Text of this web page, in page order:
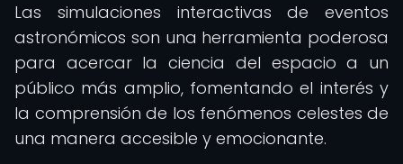
Las simulaciones interactivas de eventos
astronómicos son una herramienta poderosa
para acercar la ciencia del espacio a un
público más amplio, fomentando el interés y
la comprensión de los fenómenos celestes de
una manera accesible y emocionante.